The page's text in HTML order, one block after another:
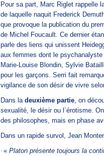
Pour sa part, Marc Riglet rappelle
de laquelle naquit Frederick
que provoque la publication du
de Michel Foucault. Ce dernier
parle des liens qui unissent
aux femmes dont le
Marie-Louise Blondin, Sylvie
pour les garçons. Serri fait
vigilance de son désir de vivre
Dans la deuxième partie, on
sexualité, le désir ou l`érotisme.
des philosophes, mais en phase
Dans un rapide survol, Jean
· « Platon présente toujours la